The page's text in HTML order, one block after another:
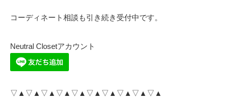
コーディネート相談も引き続き受付中です。
Neutral Closetアカウント
▽▲▽▲▽▲▽▲▽▲▽▲▽▲▽▲▽▲▽▲